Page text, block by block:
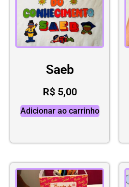
Saeb
R$5,00
Adicionar ao carrinho